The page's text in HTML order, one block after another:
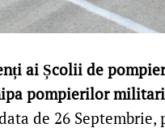
ai Școlii de
pompierilor
de 26